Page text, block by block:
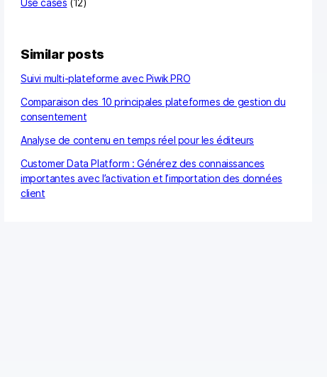
Use cases (12)
Similar posts
Suivi multi-plateforme avec Piwik PRO
Comparaison des 10 principales plateformes de gestion du
consentement
Analyse de contenu en temps réel pour les éditeurs
Customer Data Platform : Générez des connaissances
importantes avec l’activation et l’importation des données
client